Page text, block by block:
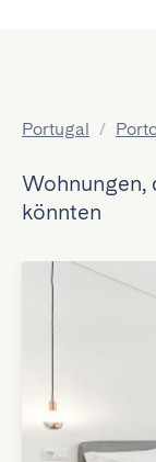
Portugal /
Wohnungen,
könnten